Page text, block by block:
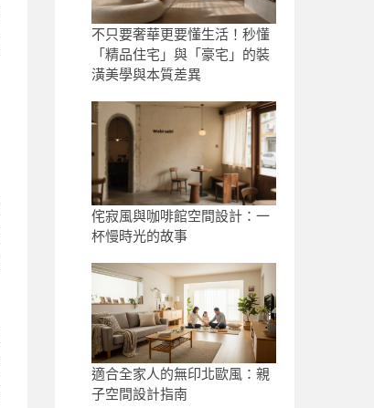
不只要奢華更要懂生活！秒懂
「精品住宅」與「豪宅」的裝
潢美學與本質差異
侘寂風與咖啡館空間設計：一
杯慢時光的故事
適合全家人的無印北歐風：親
子空間設計指南